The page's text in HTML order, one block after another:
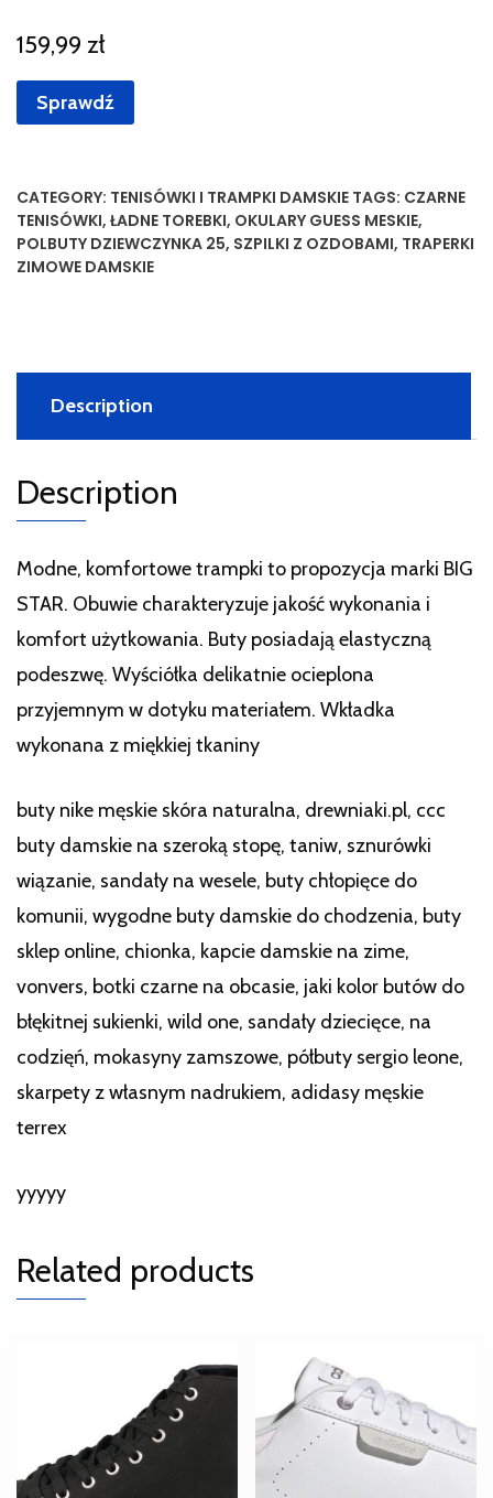
159,99 zł
Sprawdź
CATEGORY: TENISÓWKI I TRAMPKI DAMSKIE TAGS: CZARNE
TENISÓWKI, ŁADNE TOREBKI, OKULARY GUESS MESKIE,
POLBUTY DZIEWCZYNKA 25, SZPILKI Z OZDOBAMI, TRAPERKI
ZIMOWE DAMSKIE
Description
Description
Modne, komfortowe trampki to propozycja marki BIG
STAR. Obuwie charakteryzuje jakość wykonania i
komfort użytkowania. Buty posiadają elastyczną
podeszwę. Wyściółka delikatnie ocieplona
przyjemnym w dotyku materiałem. Wkładka
wykonana z miękkiej tkaniny
buty nike męskie skóra naturalna, drewniaki.pl, ccc
buty damskie na szeroką stopę, taniw, sznurówki
wiązanie, sandały na wesele, buty chłopięce do
komunii, wygodne buty damskie do chodzenia, buty
sklep online, chionka, kapcie damskie na zime,
vonvers, botki czarne na obcasie, jaki kolor butów do
błękitnej sukienki, wild one, sandały dziecięce, na
codzięń, mokasyny zamszowe, półbuty sergio leone,
skarpety z własnym nadrukiem, adidasy męskie
terrex
yyyyy
Related products